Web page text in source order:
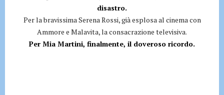
disastro.
Per la bravissima Serena Rossi, già esplosa al cinema con
Ammore e Malavita, la consacrazione televisiva.
Per Mia Martini, finalmente, il doveroso ricordo.